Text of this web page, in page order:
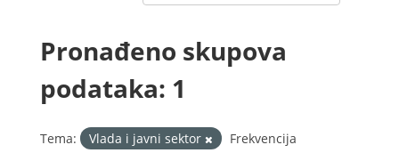
Pronađeno skupova
podataka: 1
Tema: Vlada i javni sektor
Frekvencija